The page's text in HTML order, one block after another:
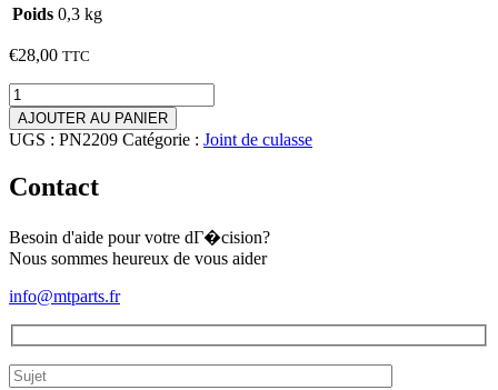
Poids 0,3 kg
€28,00 TTC
quantité
de
Joint
de
Satoh
AJOUTER AU PANIER
UGS : PN2209 Catégorie : Joint de culasse
Contact
Besoin d'aide pour votre dГ�cision?
Nous sommes heureux de vous aider
info@mtparts.fr